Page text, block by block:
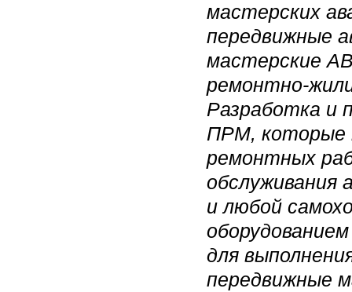
мастерских
передвижные
мастерские
ремонтно-
Разработка и
ПРМ, которые
ремонтных
обслуживания
и любой
для
передвижные